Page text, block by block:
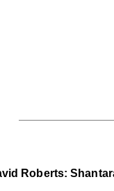
Roberts: